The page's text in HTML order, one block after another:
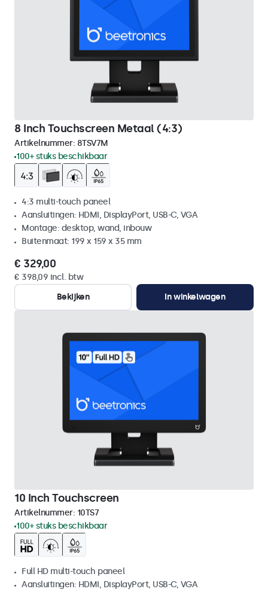
8 Inch Touchscreen Metaal (4:3)
Artikelnummer: 8TSV7M
100+ stuks beschikbaar
4:3 multi-touch paneel
Aansluitingen: HDMI, DisplayPort, USB-C, VGA
Montage: desktop, wand, inbouw
Buitenmaat: 199 x 159 x 35 mm
€ 329,00
€ 398,09 incl. btw
Bekijken
In winkelwagen
10 Inch Touchscreen
Artikelnummer: 10TS7
100+ stuks beschikbaar
Full HD multi-touch paneel
Aansluitingen: HDMI, DisplayPort, USB-C, VGA